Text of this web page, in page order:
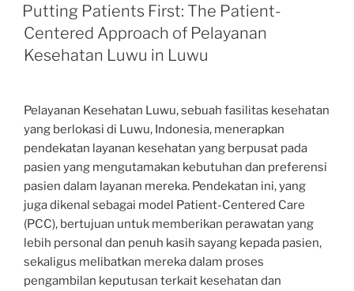
ON
Putting Patients First: The Patient-
Centered Approach of Pelayanan
Kesehatan Luwu in Luwu
Pelayanan Kesehatan Luwu, sebuah fasilitas kesehatan
yang berlokasi di Luwu, Indonesia, menerapkan
pendekatan layanan kesehatan yang berpusat pada
pasien yang mengutamakan kebutuhan dan preferensi
pasien dalam layanan mereka. Pendekatan ini, yang
juga dikenal sebagai model Patient-Centered Care
(PCC), bertujuan untuk memberikan perawatan yang
lebih personal dan penuh kasih sayang kepada pasien,
sekaligus melibatkan mereka dalam proses
pengambilan keputusan terkait kesehatan dan